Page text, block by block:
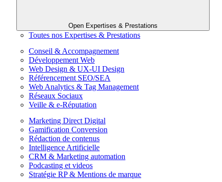
Open Expertises & Prestations
Toutes nos Expertises & Prestations
Conseil & Accompagnement
Développement Web
Web Design & UX-UI Design
Référencement SEO/SEA
Web Analytics & Tag Management
Réseaux Sociaux
Veille & e-Réputation
Marketing Direct Digital
Gamification Conversion
Rédaction de contenus
Intelligence Artificielle
CRM & Marketing automation
Podcasting et videos
Stratégie RP & Mentions de marque